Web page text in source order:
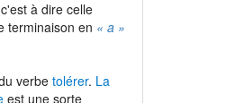
à dire celle
terminaison en « a »
verbe tolérer. La
est une sorte